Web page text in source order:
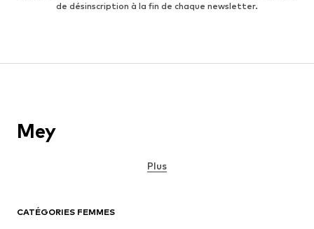
de désinscription à la fin de chaque newsletter.
CATÉGORIES FEMMES
Mey
Plus